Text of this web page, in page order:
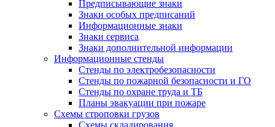
Предписывающие знаки
Знаки особых предписаний
Информационные знаки
Знаки сервиса
Знаки дополнительной информации
Информационные стенды
Стенды по электробезопасности
Стенды по пожарной безопасности и ГО
Стенды по охране труда и ТБ
Планы эвакуации при пожаре
Схемы строповки грузов
Схемы складирования